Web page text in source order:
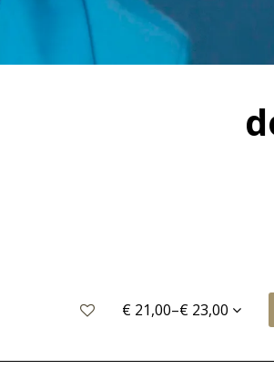
€ 21,00–€ 23,00